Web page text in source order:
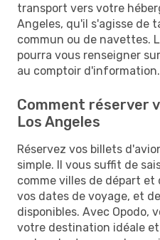
transport vers votre
Angeles, qu'il s'agisse de
commun ou de navettes.
pourra vous renseigner
au comptoir d'information.
Comment réserver
Los Angeles
Réservez vos billets
simple. Il vous suffit de
comme villes de départ
vos dates de voyage, et
disponibles. Avec Opodo,
votre destination idéale